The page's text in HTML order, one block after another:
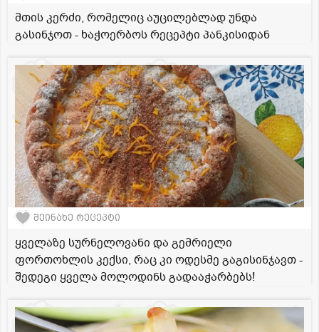
მთის კერძი, რომელიც აუცილებლად უნდა
გასინჯოთ - ხაჭოერბოს რეცეპტი პანკისიდან
შეინახე რეცეპტი
ყველაზე სურნელოვანი და გემრიელი
ფორთოხლის კექსი, რაც კი ოდესმე გაგისინჯავთ -
შედეგი ყველა მოლოდინს გადააჭარბებს!